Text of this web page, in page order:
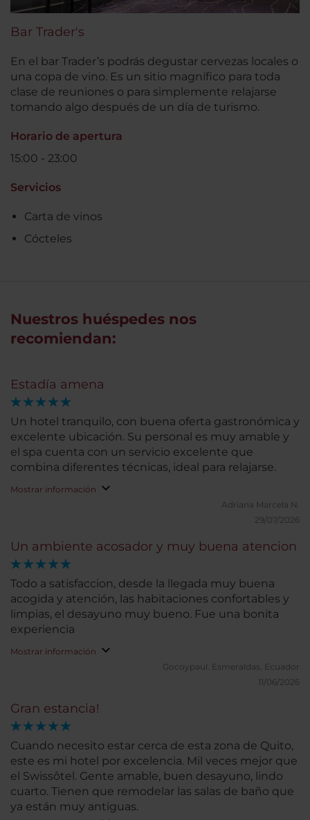
Bar Trader's
En el bar Trader’s podrás degustar cervezas locales o
una copa de vino. Es un sitio magnífico para toda
clase de reuniones o para simplemente relajarse
tomando algo después de un día de turismo.
Horario de apertura
15:00 - 23:00
Servicios
Carta de vinos
Cócteles
Nuestros huéspedes nos
recomiendan:
Estadía amena
Un hotel tranquilo, con buena oferta gastronómica y
excelente ubicación. Su personal es muy amable y
el spa cuenta con un servicio excelente que
combina diferentes técnicas, ideal para relajarse.
Mostrar información
Adriana Marcela N.
29/07/2026
Un ambiente acosador y muy buena atencion
Todo a satisfaccion, desde la llegada muy buena
acogida y atención, las habitaciones confortables y
limpias, el desayuno muy bueno. Fue una bonita
experiencia
Mostrar información
Gocoypaul. Esmeraldas, Ecuador
11/06/2026
Gran estancia!
Cuando necesito estar cerca de esta zona de Quito,
este es mi hotel por excelencia. Mil veces mejor que
el Swissôtel. Gente amable, buen desayuno, lindo
cuarto. Tienen que remodelar las salas de baño que
ya están muy antiguas.